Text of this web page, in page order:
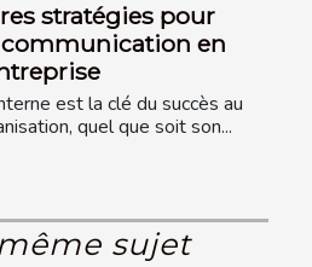
stratégies pour
en
est la clé du succès au
quel que soit son...
sujet